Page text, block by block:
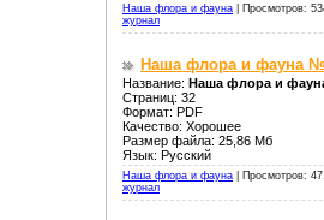
Наша флора и фауна
Просмотров:
журнал
Наша флора и фауна
Название: Наша флора и
Страниц: 32
Формат: PDF
Качество: Хорошее
Размер файла: 25,86 Мб
Язык: Русский
Наша флора и фауна
Просмотров:
журнал